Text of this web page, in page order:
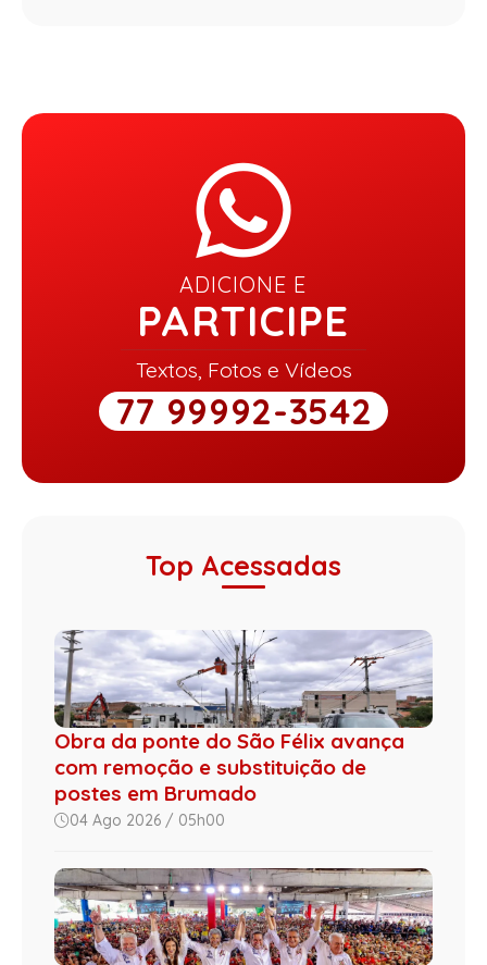
ADICIONE E
PARTICIPE
Textos, Fotos e Vídeos
77 99992-3542
Top Acessadas
Obra da ponte do São Félix avança
com remoção e substituição de
postes em Brumado
04 Ago 2026 / 05h00